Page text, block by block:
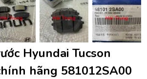
Hyundai Tucson
hãng 581012SA00